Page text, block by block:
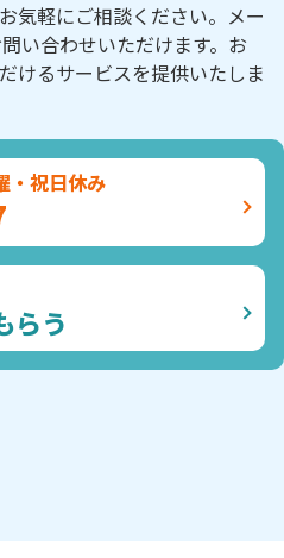
気軽にご相談ください。メー
い合わせいただけます。お
けるサービスを提供いたしま
・祝日休み
らう